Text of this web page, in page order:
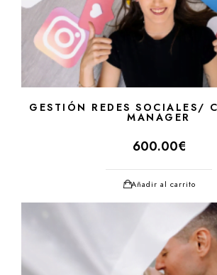
GESTIÓN REDES SOCIALES/
MANAGER
600.00€
Añadir al carrito